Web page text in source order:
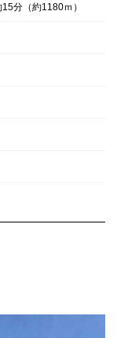
分（約1180ｍ）